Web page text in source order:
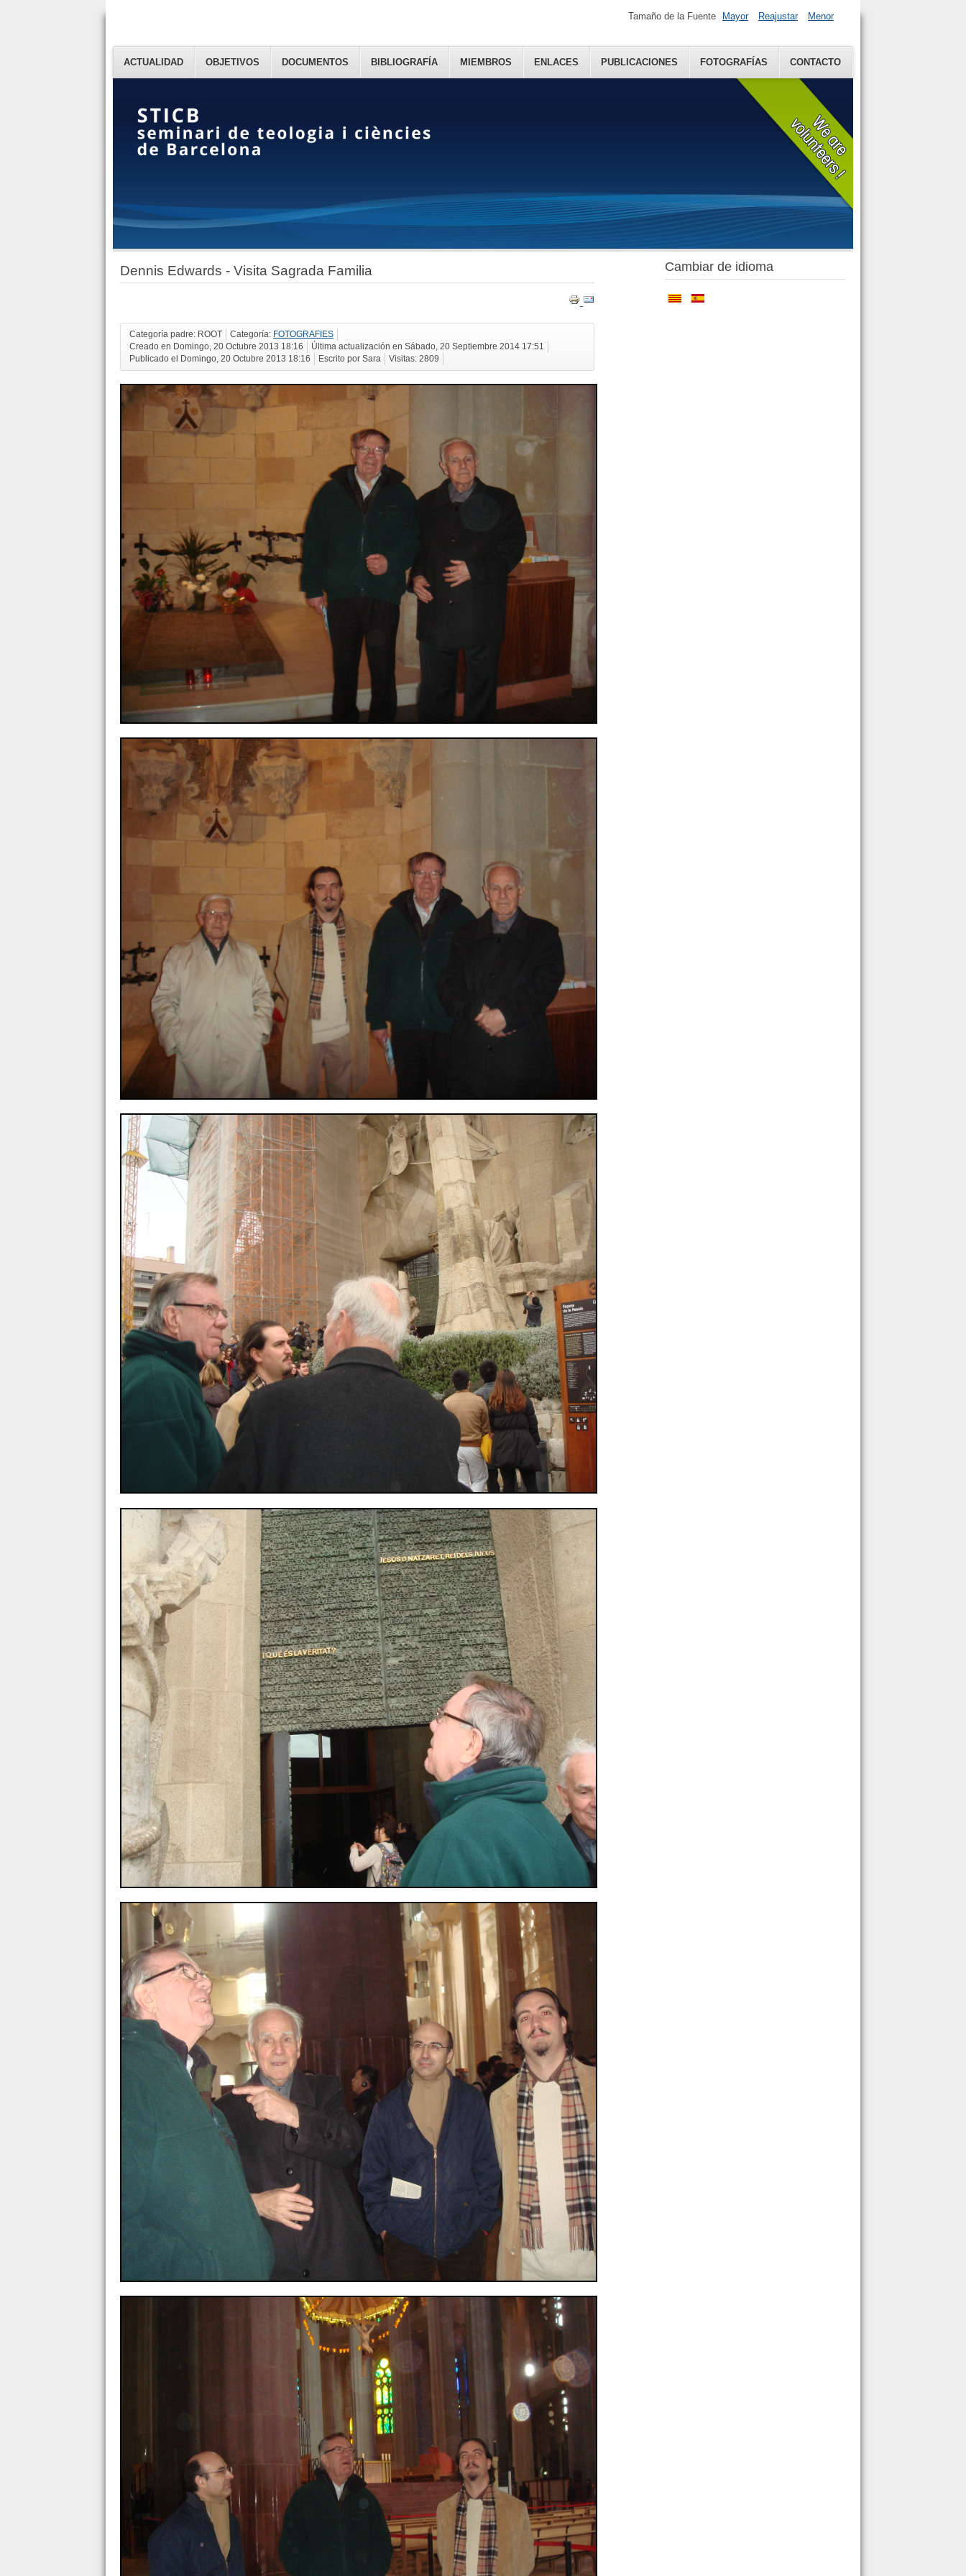
PLANA PRINCIPAL
ACTUALIDAD OBJETIVOS DOCUMENTOS BIBLIOGRAFÍA MIEMBROS ENLACES PUBLICACIONES FOTOGRAFÍAS CONTACTO
Tamaño de la Fuente Mayor Reajustar Menor
Dennis Edwards - Visita Sagrada Familia
Categoría padre: ROOT Categoría: FOTOGRAFIES
Creado en Domingo, 20 Octubre 2013 18:16
Última actualización en Sábado, 20 Septiembre 2014 17:51
Publicado el Domingo, 20 Octubre 2013 18:16
Escrito por Sara Visitas: 2809
Cambiar de idioma